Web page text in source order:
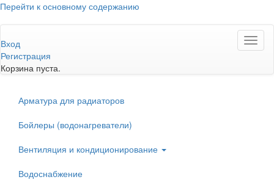
Перейти к основному содержанию
Вход
Регистрация
Корзина пуста.
Арматура для радиаторов
Бойлеры (водонагреватели)
Вентиляция и кондиционирование
Водоснабжение